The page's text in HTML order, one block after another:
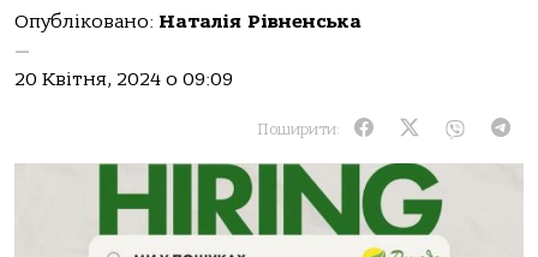
Опубліковано: Наталія Рівненська
—
20 Квітня, 2024 о 09:09
Поширити: